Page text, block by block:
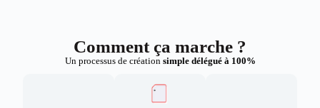
Comment ça marche ?
Un processus de création simple délégué à 100%